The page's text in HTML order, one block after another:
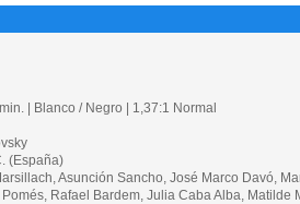
| Blanco / Negro | 1,37:1 Normal
(España)
Asunción Sancho, José Marco Davó,
Rafael Bardem, Julia Caba Alba, Matilde